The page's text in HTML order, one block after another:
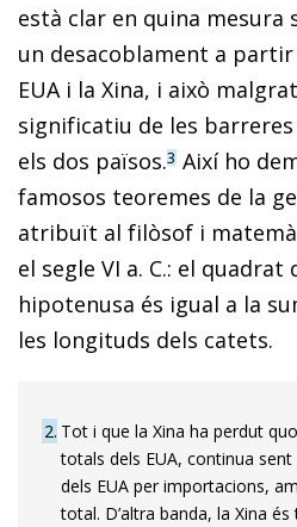
està clar en quina mesura
un desacoblament a
EUA i la Xina, i això
significatiu de les
els dos països.3 Així ho
famosos teoremes de la
atribuït al filòsof i
el segle VI a. C.: el
hipotenusa és igual a la
les longituds dels catets.
2 Tot i que la Xina ha perdut
totals dels EUA, continua
dels EUA per importacions,
total. D’altra banda, la Xina